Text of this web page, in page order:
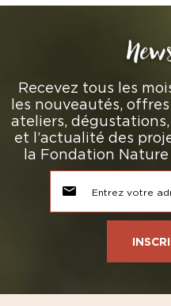
Recevez tous les
les nouveautés,
ateliers,
et l’actualité des
la Fondation